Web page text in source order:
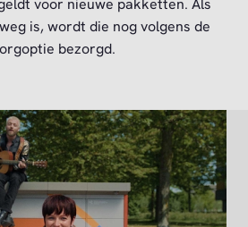
voor nieuwe pakketten. Als
is, wordt die nog volgens de
bezorgd.